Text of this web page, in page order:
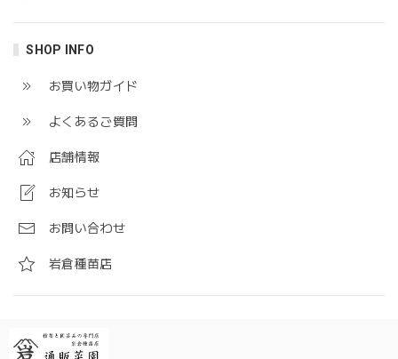
SHOP INFO
お買い物ガイド
よくあるご質問
店舗情報
お知らせ
お問い合わせ
岩倉種苗店